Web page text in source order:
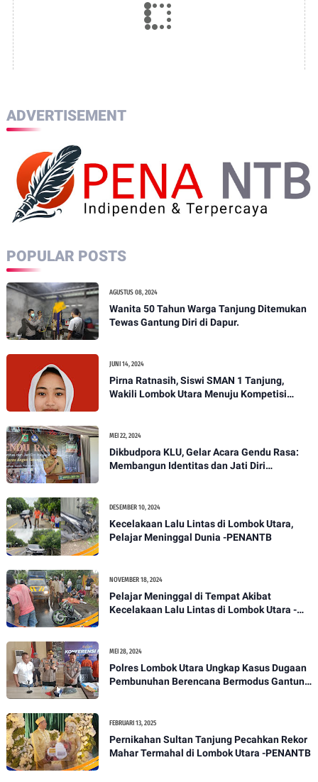
ADVERTISEMENT
POPULAR POSTS
AGUSTUS 08, 2024
Wanita 50 Tahun Warga Tanjung Ditemukan
Tewas Gantung Diri di Dapur.
JUNI 14, 2024
Pirna Ratnasih, Siswi SMAN 1 Tanjung,
Wakili Lombok Utara Menuju Kompetisi
MEI 22, 2024
Dikbudpora KLU, Gelar Acara Gendu Rasa:
Membangun Identitas dan Jati Diri
DESEMBER 10, 2024
Kecelakaan Lalu Lintas di Lombok Utara,
Pelajar Meninggal Dunia -PENANTB
NOVEMBER 18, 2024
Pelajar Meninggal di Tempat Akibat
Kecelakaan Lalu Lintas di Lombok Utara -
MEI 28, 2024
Polres Lombok Utara Ungkap Kasus Dugaan
Pembunuhan Berencana Bermodus Gantung
FEBRUARI 13, 2025
Pernikahan Sultan Tanjung Pecahkan Rekor
Mahar Termahal di Lombok Utara -PENANTB